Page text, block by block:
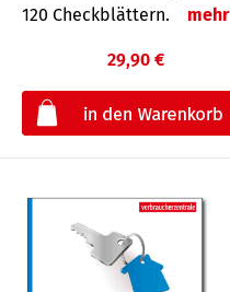
120 Check­blättern.
mehr
29,90 €